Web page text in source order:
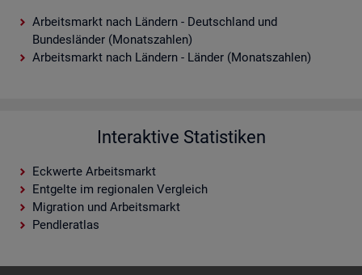
Arbeitsmarkt nach Ländern - Deutschland und
Bundesländer (Monatszahlen)
Arbeitsmarkt nach Ländern - Länder (Monatszahlen)
Interaktive Statistiken
Eckwerte Arbeitsmarkt
Entgelte im regionalen Vergleich
Migration und Arbeitsmarkt
Pendleratlas